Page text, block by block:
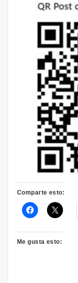
Comparte esto:
Me gusta esto: